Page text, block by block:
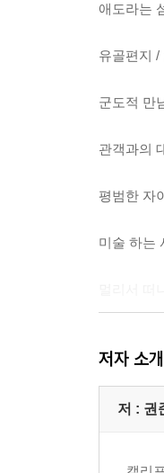
애도라는
유골편지 /
군도적 만
관객과의
평범한 자
미술 하는
제주에서
저자 소개
저 : 권